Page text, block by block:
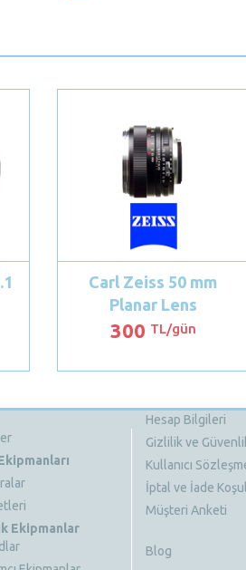
Carl Zeiss 50 mm
Planar Lens
300 TL/gün
Ekipmanlar
Hesap Bilgileri
Gizlilik ve
Kullanıcı
İptal ve İade
Müşteri Anketi
Blog